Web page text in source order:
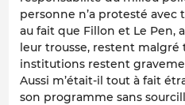
personne n’a protesté avec
au fait que Fillon et Le Pen,
leur trousse, restent malgré
institutions restent
Aussi m’était-il tout à fait
son programme sans